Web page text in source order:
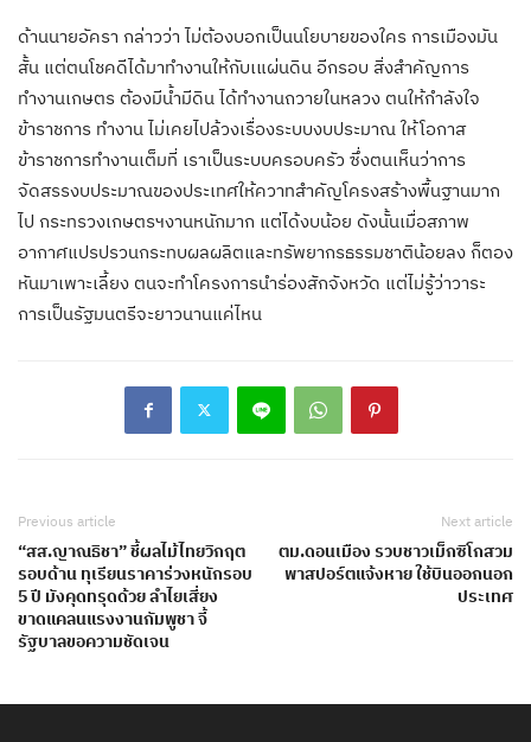
ด้านนายอัครา กล่าวว่า ไม่ต้องบอกเป็นนโยบายของใคร การเมืองมัน
สั้น แต่ตนโชคดีได้มาทำงานให้กับเแผ่นดิน อีกรอบ สิ่งสำคัญการ
ทำงานเกษตร ต้องมีน้ำมีดิน ได้ทำงานถวายในหลวง ตนให้กำลังใจ
ข้าราชการ ทำงาน ไม่เคยไปล้วงเรื่องระบบงบประมาณ ให้โอกาส
ข้าราชการทำงานเต็มที่ เราเป็นระบบครอบครัว ซึ่งตนเห็นว่าการ
จัดสรรงบประมาณของประเทศให้ควาทสำคัญโครงสร้างพื้นฐานมาก
ไป กระทรวงเกษตรฯงานหนักมาก แต่ได้งบน้อย ดังนั้นเมื่อสภาพ
อากาศแปรปรวนกระทบผลผลิตและทรัพยากรธรรมชาติน้อยลง ก็ตอง
หันมาเพาะเลี้ยง ตนจะทำโครงการนำร่องสักจังหวัด แต่ไม่รู้ว่าวาระ
การเป็นรัฐมนตรีจะยาวนานแค่ไหน
Previous article
“สส.ญาณธิชา” ชี้ผลไม้ไทยวิกฤต
รอบด้าน ทุเรียนราคาร่วงหนักรอบ
5 ปี มังคุดทรุดด้วย ลำไยเสี่ยง
ขาดแคลนแรงงานกัมพูชา จี้
รัฐบาลขอความชัดเจน
Next article
ตม.ดอนเมือง รวบชาวเม็กซิโกสวม
พาสปอร์ตแจ้งหาย ใช้บินออกนอก
ประเทศ